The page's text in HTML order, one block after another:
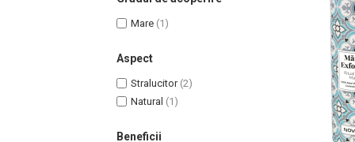
Mare (1)
Aspect
Stralucitor (2)
Natural (1)
Beneficii